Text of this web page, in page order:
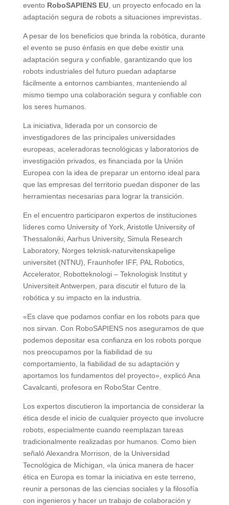
evento RoboSAPIENS EU, un proyecto enfocado en la
adaptación segura de robots a situaciones imprevistas.
A pesar de los beneficios que brinda la robótica, durante
el evento se puso énfasis en que debe existir una
adaptación segura y confiable, garantizando que los
robots industriales del futuro puedan adaptarse
fácilmente a entornos cambiantes, manteniendo al
mismo tiempo una colaboración segura y confiable con
los seres humanos.
La iniciativa, liderada por un consorcio de
investigadores de las principales universidades
europeas, aceleradoras tecnológicas y laboratorios de
investigación privados, es financiada por la Unión
Europea con la idea de preparar un entorno ideal para
que las empresas del territorio puedan disponer de las
herramientas necesarias para lograr la transición.
En el encuentro participaron expertos de instituciones
líderes como University of York, Aristotle University of
Thessaloniki, Aarhus University, Simula Research
Laboratory, Norges teknisk-naturvitenskapelige
universitet (NTNU), Fraunhofer IFF, PAL Robotics,
Accelerator, Robotteknologi – Teknologisk Institut y
Universiteit Antwerpen, para discutir el futuro de la
robótica y su impacto en la industria.
«Es clave que podamos confiar en los robots para que
nos sirvan. Con RoboSAPIENS nos aseguramos de que
podemos depositar esa confianza en los robots porque
nos preocupamos por la fiabilidad de su
comportamiento, la fiabilidad de su adaptación y
aportamos los fundamentos del proyecto», explicó Ana
Cavalcanti, profesora en RoboStar Centre.
Los expertos discutieron la importancia de considerar la
ética desde el inicio de cualquier proyecto que involucre
robots, especialmente cuando reemplazan tareas
tradicionalmente realizadas por humanos. Como bien
señaló Alexandra Morrison, de la Universidad
Tecnológica de Michigan, «la única manera de hacer
ética en Europa es tomar la iniciativa en este terreno,
reunir a personas de las ciencias sociales y la filosofía
con ingenieros y hacer un trabajo de colaboración y